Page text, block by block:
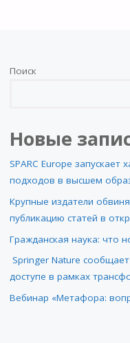
Поиск
Новые
SPARC Europe
подходов в высшем
Крупные издатели
публикацию статей в
Гражданская наука: что
Springer Nature
доступе в рамках
Вебинар «Метафора: